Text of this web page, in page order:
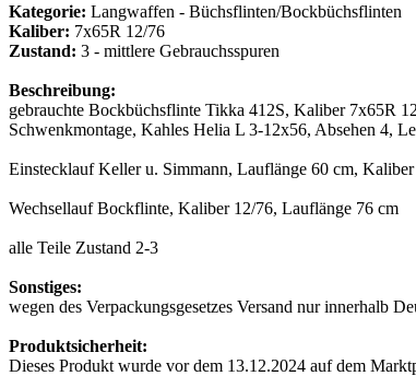
Kategorie: Langwaffen - Büchsflinten/Bockbüchsflinten
Kaliber: 7x65R 12/76
Zustand: 3 - mittlere Gebrauchsspuren
Beschreibung:
gebrauchte Bockbüchsflinte Tikka 412S, Kaliber 7x65R
Schwenkmontage, Kahles Helia L 3-12x56, Absehen 4,
Einstecklauf Keller u. Simmann, Lauflänge 60 cm,
Wechsellauf Bockflinte, Kaliber 12/76, Lauflänge 76 cm
alle Teile Zustand 2-3
Sonstiges:
wegen des Verpackungsgesetzes Versand nur innerhalb
Produktsicherheit:
Dieses Produkt wurde vor dem 13.12.2024 auf dem